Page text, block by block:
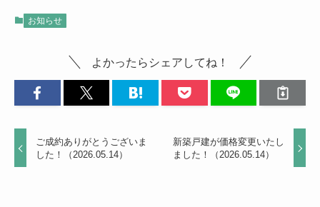
お知らせ
よかったらシェアしてね！
ご成約ありがとうございま
した！（2026.05.14）
新築戸建が価格変更いたし
ました！（2026.05.14）